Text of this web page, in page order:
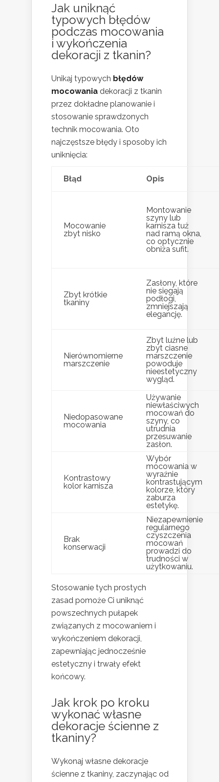
Jak uniknąć
typowych błędów
podczas mocowania
i wykończenia
dekoracji z tkanin?
Unikaj typowych błędów
mocowania dekoracji z tkanin
przez dokładne planowanie i
stosowanie sprawdzonych
technik mocowania. Oto
najczęstsze błędy i sposoby ich
uniknięcia:
Błąd Opis
Mocowanie
zbyt nisko
Montowanie
szyny lub
karnisza tuż
nad ramą okna,
co optycznie
obniża sufit.
Zbyt krótkie
tkaniny
Zasłony, które
nie sięgają
podłogi,
zmniejszają
elegancję.
Nierównomierne
marszczenie
Zbyt luźne lub
zbyt ciasne
marszczenie
powoduje
nieestetyczny
wygląd.
Niedopasowane
mocowania
Używanie
niewłaściwych
mocowań do
szyny, co
utrudnia
przesuwanie
zasłon.
Kontrastowy
kolor karnisza
Wybór
mocowania w
wyraźnie
kontrastującym
kolorze, który
zaburza
estetykę.
Brak
konserwacji
Niezapewnienie
regularnego
czyszczenia
mocowań
prowadzi do
trudności w
użytkowaniu.
Stosowanie tych prostych
zasad pomoże Ci uniknąć
powszechnych pułapek
związanych z mocowaniem i
wykończeniem dekoracji,
zapewniając jednocześnie
estetyczny i trwały efekt
końcowy.
Jak krok po kroku
wykonać własne
dekoracje ścienne z
tkaniny?
Wykonaj własne dekoracje
ścienne z tkaniny, zaczynając od